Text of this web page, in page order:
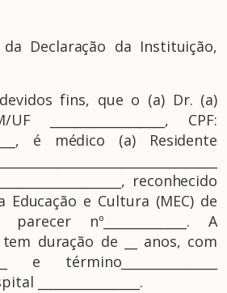
Declaração da Instituição,
fins, que o (a) Dr. (a)
UF __________________, CPF:
é médico (a) Residente
reconhecido
e Cultura (MEC) de
nº_____________. A
tem duração de __ anos, com
e término_______________
________________.